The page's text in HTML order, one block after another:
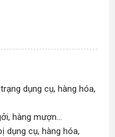
dụng cụ, hàng hóa,
hàng mượn...
dụng cụ, hàng hóa,